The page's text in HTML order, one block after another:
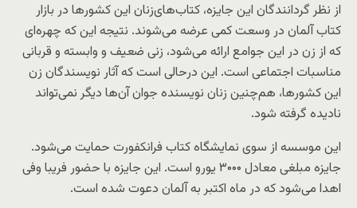
از نظر گردانندگان این جایزه، کتاب‌های‌زنان این کشورها در بازار
کتاب آلمان در وسعت کمی عرضه می‌شوند. نتیجه‌ این که چهره‌ای
که از زن در این جوامع ارائه می‌شود، زنی ضعیف و وابسته و قربانی
مناسبات اجتماعی است. این درحالی است که آثار نویسندگان زن
این کشورها، هم‌چنین زنان نویسنده جوان آن‌ها دیگر نمی‌تواند
نادیده گرفته شود.
این موسسه از سوی نمایشگاه کتاب فرانکفورت حمایت می‌شود.
جایزه مبلغی معادل ۳۰۰۰ یورو است. این جایزه با حضور فریبا وفی
اهدا می‌شود که در ماه اکتبر به آلمان دعوت شده است.